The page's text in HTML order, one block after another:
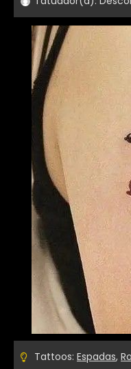
Tattoos: Espadas,